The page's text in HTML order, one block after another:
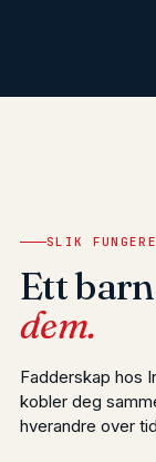
SLIK
Ett
dem.
Fadderskap hos
kobler deg
hverandre over